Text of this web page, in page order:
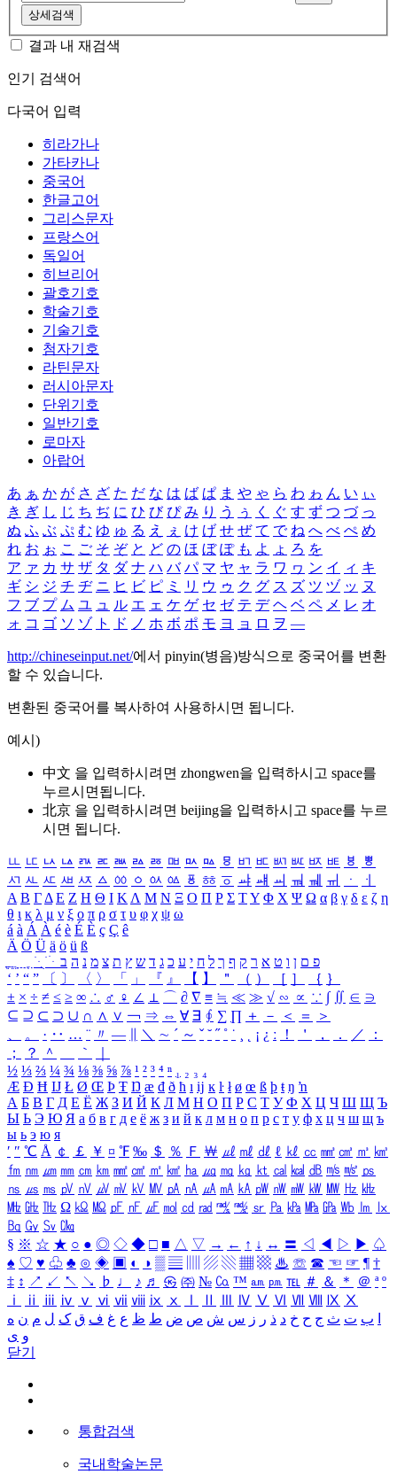
상세검색
결과 내 재검색
인기 검색어
다국어 입력
히라가나
가타카나
중국어
한글고어
그리스문자
프랑스어
독일어
히브리어
괄호기호
학술기호
기술기호
첨자기호
라틴문자
러시아문자
단위기호
일반기호
로마자
아랍어
あ ぁ か が さ ざ た だ な は ば ぱ ま や ゃ ら わ ゎ ん い ぃ
き ぎ し じ ち ぢ に ひ び ぴ み り う ぅ く ぐ す ず つ づ っ
ぬ ふ ぶ ぷ む ゆ ゅ る え ぇ け げ せ ぜ て で ね へ べ ぺ め
れ お ぉ こ ご そ ぞ と ど の ほ ぼ ぽ も よ ょ ろ を
ア ァ カ サ ザ タ ダ ナ ハ バ パ マ ヤ ャ ラ ワ ヮ ン イ ィ キ
ギ シ ジ チ ヂ ニ ヒ ビ ピ ミ リ ウ ゥ ク グ ス ズ ツ ヅ ッ ヌ
フ ブ プ ム ユ ュ ル エ ェ ケ ゲ セ ゼ テ デ ヘ ベ ペ メ レ オ
ォ コ ゴ ソ ゾ ト ド ノ ホ ボ ポ モ ヨ ョ ロ ヲ ―
http://chineseinput.net/에서 pinyin(병음)방식으로 중국어를 변환
할 수 있습니다.
변환된 중국어를 복사하여 사용하시면 됩니다.
예시)
中文 을 입력하시려면 zhongwen을 입력하시고 space를
누르시면됩니다.
北京 을 입력하시려면 beijing을 입력하시고 space를 누르
시면 됩니다.
ㅥ ㅦ ㅧ ㅨ ㅩ ㅪ ㅫ ㅬ ㅭ ㅮ ㅯ ㅰ ㅱ ㅲ ㅳ ㅴ ㅵ ㅶ ㅷ ㅸ
ㅹ
ㅺ ㅻ ㅼ ㅽ ㅾ ㅿ ㆀ ㆁ ㆂ ㆃ ㆄ ㆅ ㆆ ㆇ ㆈ ㆉ ㆊ ㆋ ㆌ ㆍ
ㆎ
Α Β ΓΔ Ε Ζ Η Θ Ι ΚΛ Μ Ν Ξ Ο Π Ρ Σ ΤΥ Φ Χ Ψ Ω α β γ δ ε ζ η
θ ι κ λ μ ν ξ ο π ρ σ τ υ φ χ ψ ω
á à Á À é è É È ç Ç ê
Ä Ö Ü ä ö ü ß
ִֶֹ ֻּ ׁׂ פ ם ן ו ט א ר ק ף ך ל ח י ע כ ג ד ש ץ ת צ מ נ ה ב
‘ ’ “ ” 〔 〕 〈 〉 「 」 『 』 【 】 ＂ （ ） ［ ］ ｛ ｝
± × ÷ ≠ ≤ ≥ ∞ ∴ ♂ ♀ ∠ ⊥ ⌒ ∂ ∇ ≡ ≒ ≪ ≫ √ ∽ ∝ ∵ ∫ ∬ ∈ ∋
⊆ ⊇ ⊂ ⊃ ∪ ∩ ∧ ∨ ￢ ⇒ ⇔ ∀ ∃ ∮ ∑ ∏ ＋ － ＜ ＝
＞
、
。 · ‥ … ¨ 〃 ― ＼ ∼ ´ ～ ˇ ˘ ˝ ˚ ˙ ¸ ¡ ¿ ː ！ ＇ ， ． ／
：
；
？ ＾ ｀
½ ⅓ ⅔ ¼ ¾ ⅛ ⅜ ⅝ ⅞ ¹ ² ³ ⁴ ⁿ ₁ ₂ ₃ ₄
Æ Ð Ħ Ĳ Ł Ø Œ Þ Ŧ Ŋ æ đ ð ħ ı ĳ ĸ ŀ ł ø œ ß þ ŧ ŋ ŉ
А Б В Г Д Е Ё Ж З И Й К Л М Н О П Р С Т У Ф Х Ц Ч Ш Щ Ъ
Ы Ь Э Ю Я а б в г д е ё ж з и й к л м н о п р с т у ф х ц ч ш щ ъ
ы ь э ю я
′ ″ ℃ Å ￠ ￡ ￥ ¤ ℉ ‰ ＄ ％ Ｆ ￦ ㎕ ㎖ ㎗ ℓ ㎘ ㏄ ㎣ ㎤ ㎥ ㎦
㎙ ㎚ ㎛ ㎜ ㎝ ㎞ ㎟ ㎠ ㎡ ㎢ ㏊ ㎍ ㎎ ㎏ ㏏ ㎈ ㎉ ㏈ ㎧ ㎨ ㎰
㎱ ㎲ ㎳ ㎴ ㎵ ㎶ ㎷ ㎸ ㎹ ㎀ ㎁ ㎂ ㎃ ㎄ ㎺ ㎻ ㎽ ㎾ ㎿ ㎐ ㎑
㎒ ㎓ ㎔ Ω ㏀ ㏁ ㎊ ㎋ ㎌ ㏖ ㏅ ㎭ ㎮ ㎯ ㏛ ㎩ ㎪ ㎫ ㎬ ㏝ ㏐
㏓
㏃ ㏉ ㏜ ㏆
§ ※ ☆ ★ ○ ● ◎ ◇ ◆ □ ■ △ ▽ → ← ↑ ↓ ↔ 〓 ◁ ◀ ▷ ▶ ♤
♠ ♡ ♥ ♧ ♣ ⊙ ◈ ▣ ◐ ◑ ▒ ▤ ▨ ▧ ▦ ▩ ♨ ☏ ☎ ☜ ☞ ¶ †
‡ ↕ ↗ ↙ ↖ ↘ ♭ ♩ ♪ ♬ ㉿ ㈜ № ㏇ ™ ㏂ ㏘ ℡ ＃ ＆ ＊ ＠ ª º
ⅰ
ⅱ ⅲ ⅳ ⅴ ⅵ ⅶ ⅷ ⅸ ⅹ Ⅳ Ⅴ Ⅵ Ⅶ Ⅷ Ⅸ Ⅹ
ب ت ث ج ح خ د ذ ر ز س ش ص ض ط ظ ع غ ف ق ک ل م ن ه
و ی
닫기
통합검색
국내학술논문